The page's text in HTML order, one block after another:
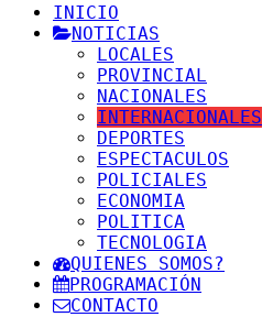
INICIO
NOTICIAS
LOCALES
PROVINCIAL
NACIONALES
INTERNACIONALES
DEPORTES
ESPECTACULOS
POLICIALES
ECONOMIA
POLITICA
TECNOLOGIA
QUIENES SOMOS?
PROGRAMACIÓN
CONTACTO